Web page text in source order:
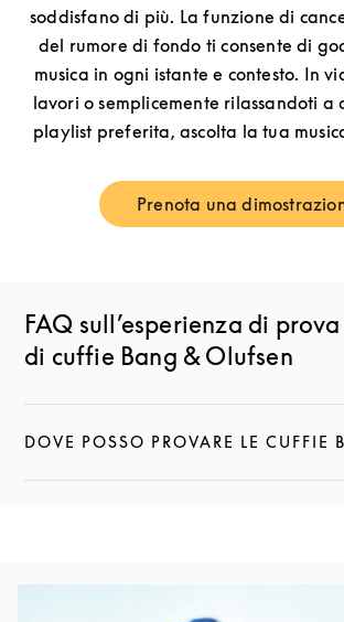
soddisfano di più. La funzione di
del rumore di fondo ti consente di
musica in ogni istante e contesto. In
lavori o semplicemente rilassandoti a
playlist preferita, ascolta la tua
Prenota una Link Opens
FAQ sull’esperienza di
di cuffie Bang & Olufsen
DOVE POSSO PROVARE LE CUFFIE
FAI CLIC PER ESPANDERE